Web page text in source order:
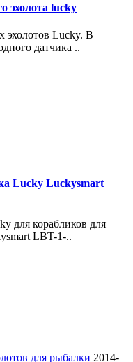
эхолота lucky
эхолотов Lucky. В
датчика ..
Lucky Luckysmart
для корабликов для
LBT-1-..
для рыбалки 2014-